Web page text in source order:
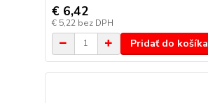
€ 6,42
€ 5,22 bez DPH
Pridať do košíka